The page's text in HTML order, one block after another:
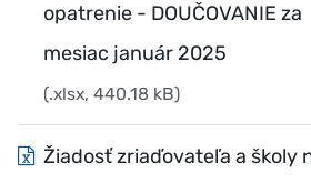
opatrenie - DOUČOVANIE za
mesiac január 2025
(.xlsx, 440.18 kB)
Žiadosť zriaďovateľa a školy